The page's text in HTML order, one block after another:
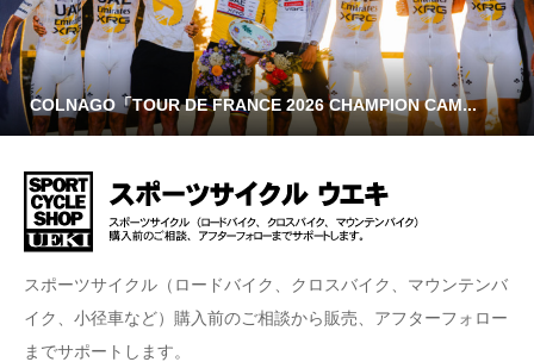
COLNAGO「TOUR DE FRANCE 2026 CHAMPION CAM...
スポーツサイクル（ロードバイク、クロスバイク、マウンテンバ
イク、小径車など）購入前のご相談から販売、アフターフォロー
までサポートします。